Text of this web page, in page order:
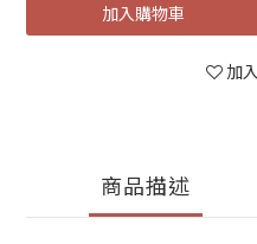
加入購物車
加
商品描述